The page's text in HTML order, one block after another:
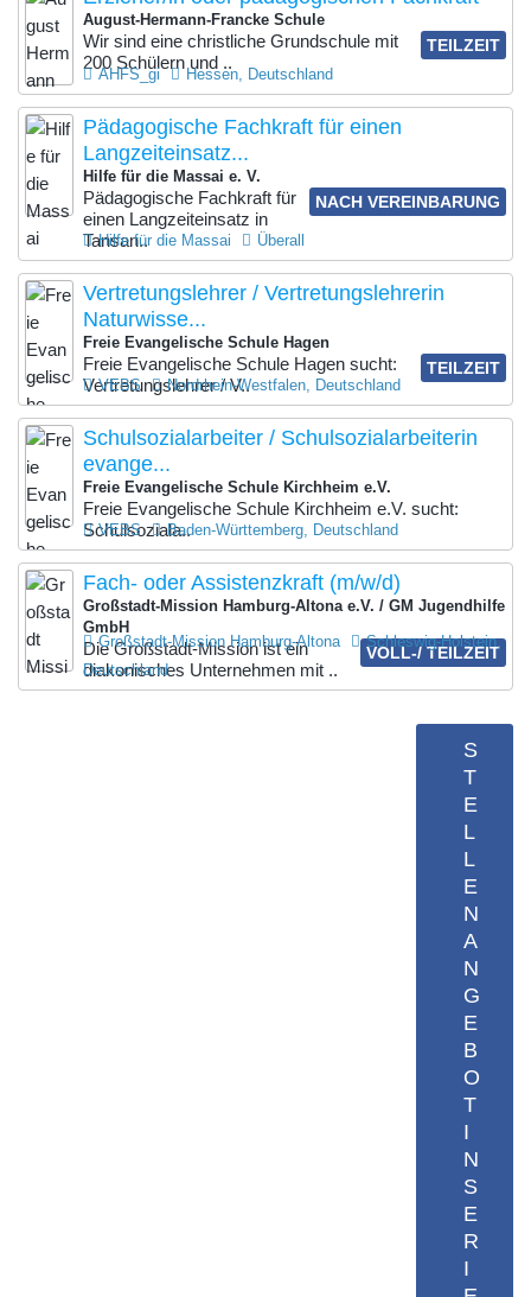
August-Hermann-Francke Schule
TEILZEIT
Wir sind eine christliche Grundschule mit
200 Schülern und ..
AHFS_gi Hessen, Deutschland
Pädagogische Fachkraft für einen
Langzeiteinsatz...
Hilfe für die Massai e. V.
NACH VEREINBARUNG
Pädagogische Fachkraft für
einen Langzeiteinsatz in
Tansan..
Hilfe für die Massai Überall
Vertretungslehrer / Vertretungslehrerin
Naturwisse...
Freie Evangelische Schule Hagen
TEILZEIT
Freie Evangelische Schule Hagen sucht:
Vertretungslehrer / V..
VEBS Nordrhein-Westfalen, Deutschland
Schulsozialarbeiter / Schulsozialarbeiterin
evange...
Freie Evangelische Schule Kirchheim e.V.
Freie Evangelische Schule Kirchheim e.V. sucht:
Schulsoziala..
VEBS Baden-Württemberg, Deutschland
Fach- oder Assistenzkraft (m/w/d)
Großstadt-Mission Hamburg-Altona e.V. / GM Jugendhilfe
GmbH
VOLL-/ TEILZEIT
Die Großstadt-Mission ist ein
diakonisches Unternehmen mit ..
Großstadt-Mission Hamburg-Altona
Schleswig-Holstein,
Deutschland
S
T
E
L
L
E
N
A
N
G
E
B
O
T
I
N
S
E
R
I